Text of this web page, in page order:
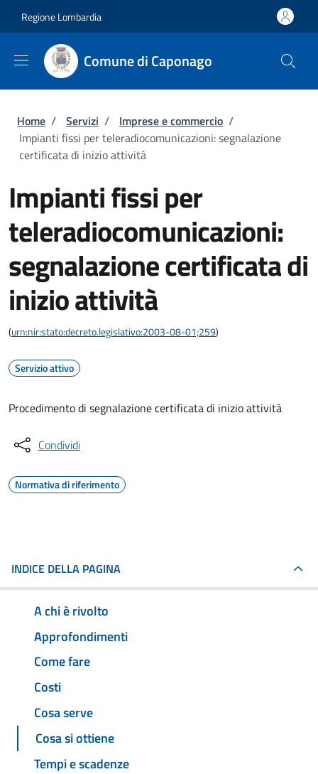
Regione Lombardia
Comune di Caponago
Briciole di pane
Home / Servizi / Imprese e commercio /
Impianti fissi per teleradiocomunicazioni: segnalazione
certificata di inizio attività
Impianti fissi per
teleradiocomunicazioni:
segnalazione certificata di
inizio attività
(urn:nir:stato:decreto.legislativo:2003-08-01;259)
Servizio attivo
Procedimento di segnalazione certificata di inizio attività
Condividi
Normativa di riferimento
INDICE DELLA PAGINA
A chi è rivolto
Approfondimenti
Come fare
Costi
Cosa serve
Cosa si ottiene
Tempi e scadenze